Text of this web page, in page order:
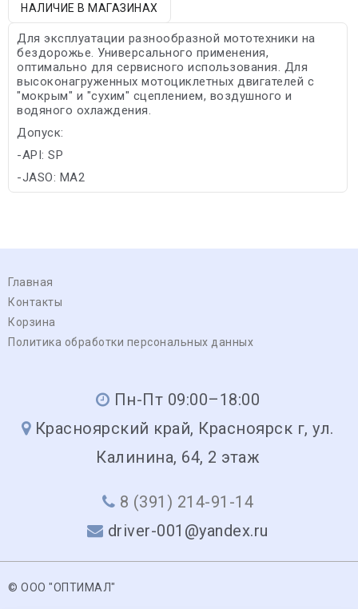
НАЛИЧИЕ В МАГАЗИНАХ
Для эксплуатации разнообразной мототехники на
бездорожье. Универсального применения,
оптимально для сервисного использования. Для
высоконагруженных мотоциклетных двигателей с
"мокрым" и "сухим" сцеплением, воздушного и
водяного охлаждения.
Допуск:
-API: SP
-JASO: MA2
Главная
Контакты
Корзина
Политика обработки персональных данных
Пн-Пт 09:00–18:00
Красноярский край, Красноярск г, ул.
Калинина, 64, 2 этаж
8 (391) 214-91-14
driver-001@yandex.ru
© ООО "ОПТИМАЛ"